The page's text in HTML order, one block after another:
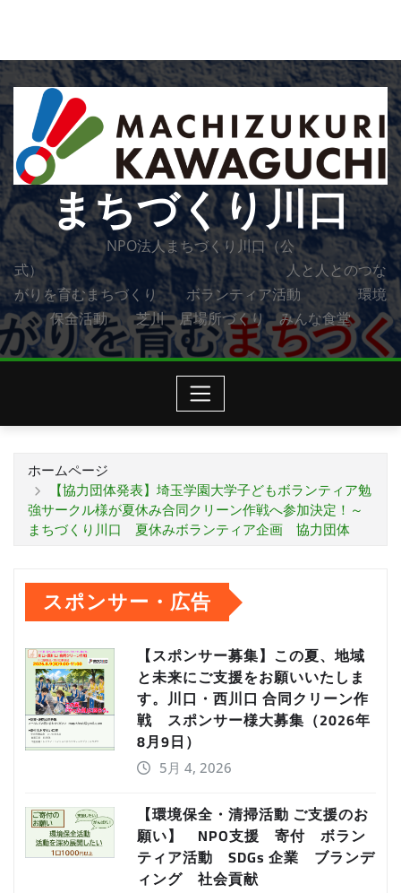
まちづくり川口
NPO法人まちづくり川口（公
式） 人と人とのつな
がりを育むまちづくり ボランティア活動 環境
保全活動 芝川 居場所づくり みんな食堂
ホームページ
【協力団体発表】埼玉学園大学子どもボランティア勉
強サークル様が夏休み合同クリーン作戦へ参加決定！～
まちづくり川口 夏休みボランティア企画 協力団体
スポンサー・広告
【スポンサー募集】この夏、地域
と未来にご支援をお願いいたしま
す。川口・西川口 合同クリーン作
戦 スポンサー様大募集（2026年
8月9日）
5月 4, 2026
【環境保全・清掃活動 ご支援のお
願い】 NPO支援 寄付 ボラン
ティア活動 SDGs 企業 ブランデ
ィング 社会貢献